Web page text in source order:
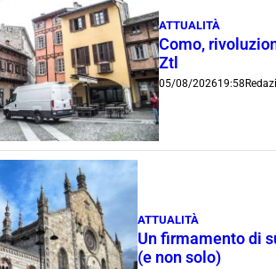
ATTUALITÀ
Como,
Ztl
05/08/202619:58
ATTUALITÀ
Un firmamento di
(e non solo)